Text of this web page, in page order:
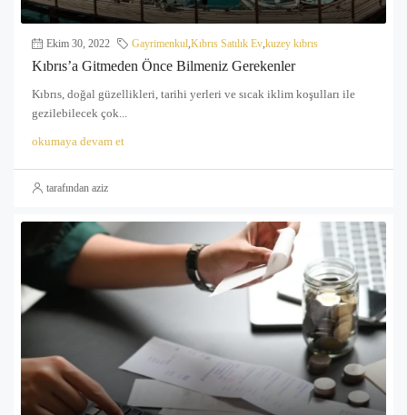
Ekim 30, 2022 Gayrimenkul Kıbrıs Satılık Ev kuzey kıbrıs
Kıbrıs’a Gitmeden Önce Bilmeniz Gerekenler
Kıbrıs, doğal güzellikleri, tarihi yerleri ve sıcak iklim koşulları ile
gezilebilecek çok...
okumaya devam et
tarafından aziz